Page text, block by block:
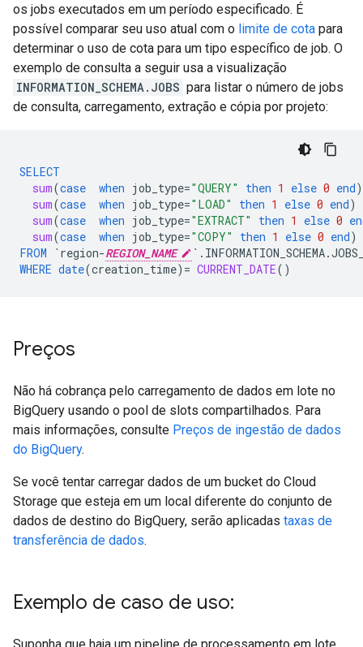
os jobs executados em um período especificado. É
possível comparar seu uso atual com o limite de cota para
determinar o uso de cota para um tipo específico de job. O
exemplo de consulta a seguir usa a visualização
INFORMATION_SCHEMA.JOBS para listar o número de jobs
de consulta, carregamento, extração e cópia por projeto:
SELECT
sum(case when job_type="QUERY" then 1 else 0 end)
sum(case when job_type="LOAD" then 1 else 0 end)
sum(case when job_type="EXTRACT" then 1 else 0
sum(case when job_type="COPY" then 1 else 0 end)
FROM
`region-REGION_NAME ` . INFORMATION_SCHEMA.
WHERE date(creation_time) = CURRENT_DATE()
Preços
Não há cobrança pelo carregamento de dados em lote no
BigQuery usando o pool de slots compartilhados. Para
mais informações, consulte Preços de ingestão de dados
do BigQuery.
Se você tentar carregar dados de um bucket do Cloud
Storage que esteja em um local diferente do conjunto de
dados de destino do BigQuery, serão aplicadas taxas de
transferência de dados.
Exemplo de caso de uso:
Suponha que haja um pipeline de processamento em lote